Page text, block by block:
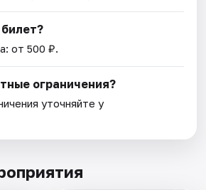
от 500 ₽.
ограничения?
уточняйте у